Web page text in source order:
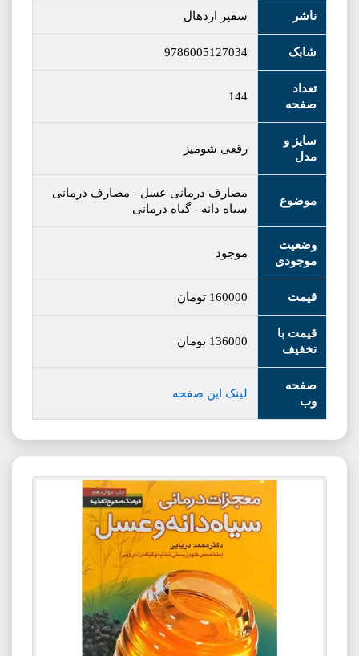
ناشر سفیر اردهال
شابک 9786005127034
تعداد
صفحه
144
سایز و
مدل
رقعی شومیز
موضوع
مصارف درمانی عسل - مصارف درمانی
سیاه دانه -گیاه درمانی
وضعیت
موجودی
موجود
قیمت 160000 تومان
قیمت با
تخفیف
136000 تومان
صفحه
وب
لینک این صفحه